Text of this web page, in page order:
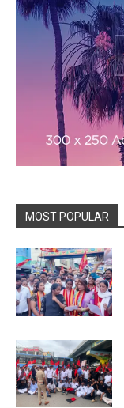
MOST POPULAR